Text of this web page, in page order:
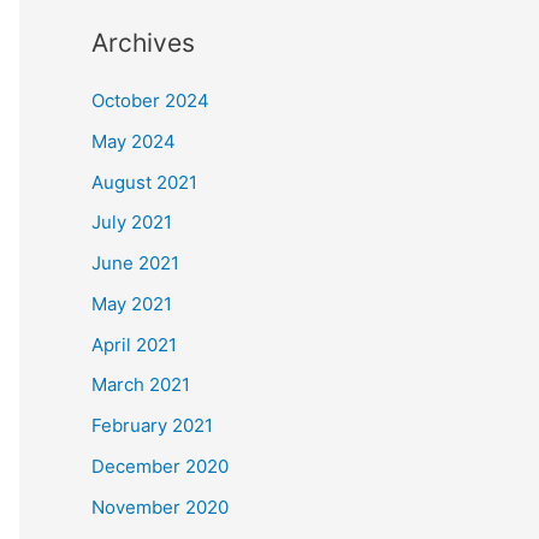
Archives
October 2024
May 2024
August 2021
July 2021
June 2021
May 2021
April 2021
March 2021
February 2021
December 2020
November 2020